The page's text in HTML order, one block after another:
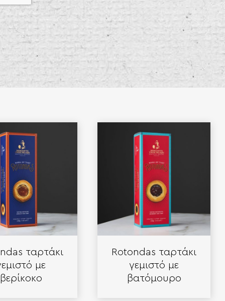
ταρτάκι
με
βερίκοκο
Rotondas ταρτάκι
γεμιστό με
βατόμουρο